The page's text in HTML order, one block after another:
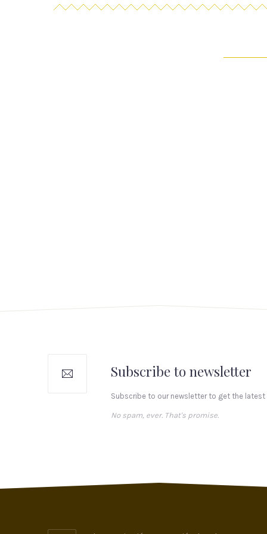
Subscribe to newsletter
Subscribe to our newsletter to get the
No spam, ever. That's promise.